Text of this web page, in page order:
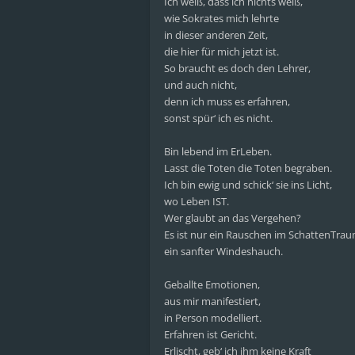
wie Sokrates mich lehrte
in dieser anderen Zeit,
die hier für mich jetzt ist.
So braucht es doch den Lehrer,
und auch nicht,
denn ich muss es erfahren,
sonst spür‘ ich es nicht.
Bin lebend im ErLeben.
Lasst die Toten die Toten begraben.
Ich bin ewig und schick‘ sie ins Licht,
wo Leben IST.
Wer glaubt an das Vergehen?
Es ist nur ein Rauschen im
ein sanfter Windeshauch.
Geballte Emotionen,
aus mir manifestiert,
in Person modelliert.
Erfahren ist Gericht.
Erlischt, geb‘ ich ihm keine Kraft